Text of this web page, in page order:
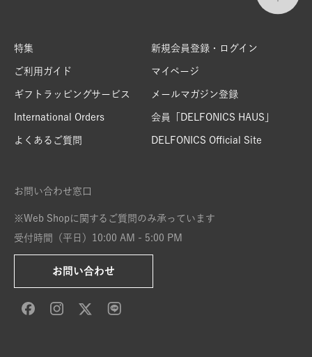
特集
ご利用ガイド
ギフトラッピングサービス
International Orders
よくあるご質問
新規会員登録・ログイン
マイページ
メールマガジン登録
会員「DELFONICS HAUS」
DELFONICS Official Site
お問い合わせ窓口
※Web Shopに関するご質問のみ承っています
受付時間（平日）10:00 AM - 5:00 PM
お問い合わせ